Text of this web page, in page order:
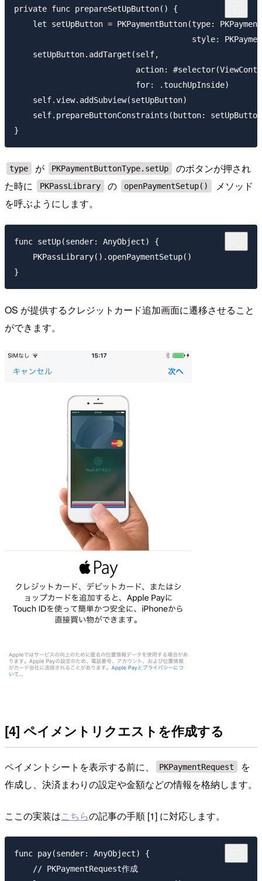
private func prepareSetUpButton() {
let setUpButton = PKPaymentButton(type:
style:
    setUpButton.addTarget(self,
action:
                          for: .touchUpInside)
    self.view.addSubview(setUpButton)
self.prepareButtonConstraints(button:
type が PKPaymentButtonType.setUp
のボタンが押され
た時に
PKPassLibrary の openPaymentSetup()
メソッド
を呼ぶようにします。
func setUp(sender: AnyObject) {
    PKPassLibrary().openPaymentSetup()
OS が提供するクレジットカード追加画面に遷移させること
ができます。
[4] ペイメントリクエストを作成する
ペイメントシートを表示する前に、 PKPaymentRequest
を
作成し、決済まわりの設定や金額などの情報を格納します。
ここの実装はこちらの記事の手順 [1] に対応します。
func pay(sender: AnyObject) {
    // PKPaymentRequest作成